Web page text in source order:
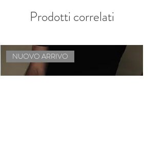
Prodotti correlati
NUOVO ARRIVO